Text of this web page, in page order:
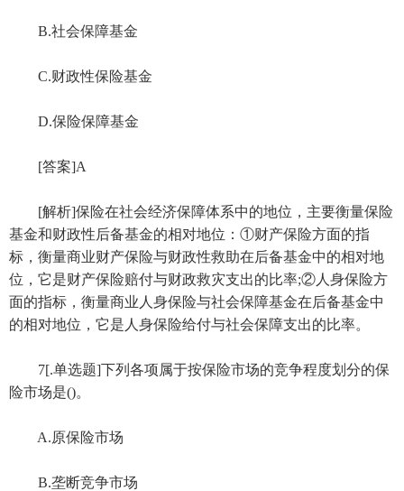
B.社会保障基金
C.财政性保险基金
D.保险保障基金
[答案]A
[解析]保险在社会经济保障体系中的地位，主要衡量保险
基金和财政性后备基金的相对地位：①财产保险方面的指
标，衡量商业财产保险与财政性救助在后备基金中的相对地
位，它是财产保险赔付与财政救灾支出的比率;②人身保险方
面的指标，衡量商业人身保险与社会保障基金在后备基金中
的相对地位，它是人身保险给付与社会保障支出的比率。
7[.单选题]下列各项属于按保险市场的竞争程度划分的保
险市场是()。
A.原保险市场
B.垄断竞争市场